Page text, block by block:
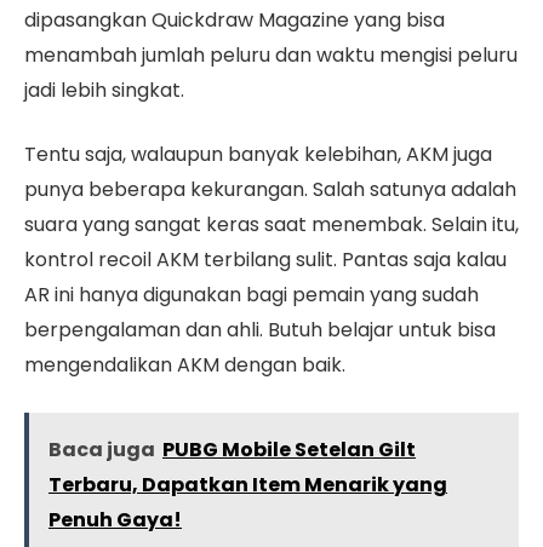
dipasangkan Quickdraw Magazine yang bisa
menambah jumlah peluru dan waktu mengisi peluru
jadi lebih singkat.
Tentu saja, walaupun banyak kelebihan, AKM juga
punya beberapa kekurangan. Salah satunya adalah
suara yang sangat keras saat menembak. Selain itu,
kontrol recoil AKM terbilang sulit. Pantas saja kalau
AR ini hanya digunakan bagi pemain yang sudah
berpengalaman dan ahli. Butuh belajar untuk bisa
mengendalikan AKM dengan baik.
Baca juga PUBG Mobile Setelan Gilt
Terbaru, Dapatkan Item Menarik yang
Penuh Gaya!